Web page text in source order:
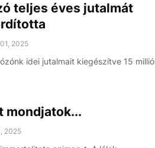
teljes éves jutalmát
2025
idei jutalmait kiegészítve 15 millió
mondjatok...
2025